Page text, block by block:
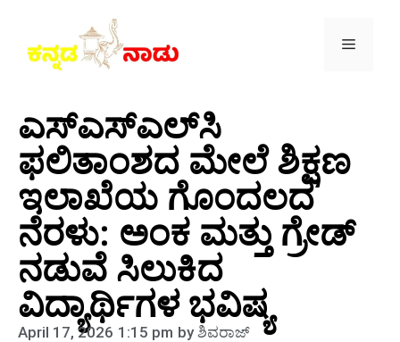
ಎಸ್‌ಎಸ್‌ಎಲ್‌ಸಿ
ಫಲಿತಾಂಶದ ಮೇಲೆ ಶಿಕ್ಷಣ
ಇಲಾಖೆಯ ಗೊಂದಲದ
ನೆರಳು: ಅಂಕ ಮತ್ತು ಗ್ರೇಡ್
ನಡುವೆ ಸಿಲುಕಿದ
ವಿದ್ಯಾರ್ಥಿಗಳ ಭವಿಷ್ಯ
April 17, 2026 1:15 pm byಶಿವರಾಜ್